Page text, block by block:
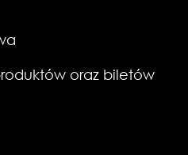
oraz biletów